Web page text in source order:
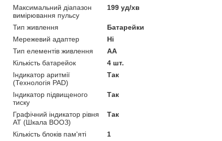
Максимальний діапазон
вимірювання пульсу
199 уд/хв
Тип живлення
Батарейки
Мережевий адаптер
Ні
Тип елементів живлення
AA
Кількість батарейок
4 шт.
Індикатор аритмії
(Технологія PAD)
Так
Індикатор підвищеного
тиску
Так
Графічний індикатор рівня
АТ (Шкала ВООЗ)
Так
Кількість блоків пам'яті
1